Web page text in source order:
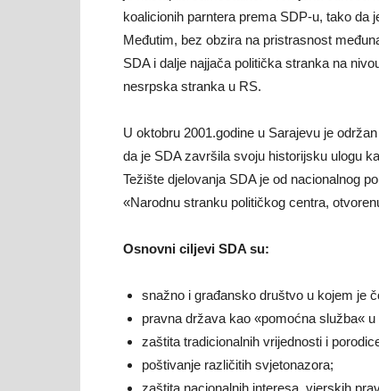
koalicionih parntera prema SDP-u, tako da
Međutim, bez obzira na pristrasnost
SDA i dalje najjača politička stranka na
nesrpska stranka u RS.
U oktobru 2001.godine u Sarajevu je
da je SDA završila svoju historijsku ulogu
Težište djelovanja SDA je od nacionalnog
«Narodnu stranku političkog centra,
Osnovni ciljevi SDA su:
snažno i građansko društvo u kojem je
pravna država kao «pomoćna služba«
zaštita tradicionalnih vrijednosti i
poštivanje različitih svjetonazora;
zaštita nacionalnih interesa, vjerskih